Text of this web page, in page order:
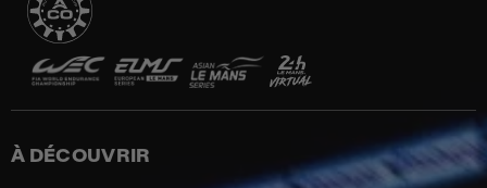
À DÉCOUVRIR